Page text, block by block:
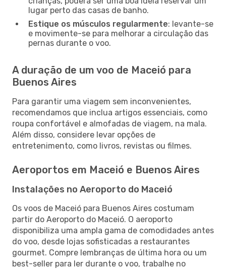
lugar perto das casas de banho.
Estique os músculos regularmente: levante-se
e movimente-se para melhorar a circulação das
pernas durante o voo.
A duração de um voo de Maceió para
Buenos Aires
Para garantir uma viagem sem inconvenientes,
recomendamos que inclua artigos essenciais, como
roupa confortável e almofadas de viagem, na mala.
Além disso, considere levar opções de
entretenimento, como livros, revistas ou filmes.
Aeroportos em Maceió e Buenos Aires
Instalações no Aeroporto do Maceió
Os voos de Maceió para Buenos Aires costumam
partir do Aeroporto do Maceió. O aeroporto
disponibiliza uma ampla gama de comodidades antes
do voo, desde lojas sofisticadas a restaurantes
gourmet. Compre lembranças de última hora ou um
best-seller para ler durante o voo, trabalhe no